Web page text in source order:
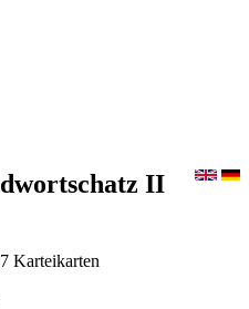
II
Karteikarten